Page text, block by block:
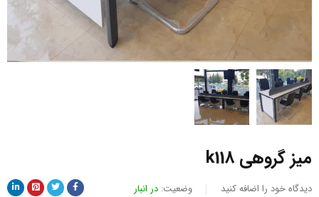
میز گروهی k118
دیدگاه خود را اضافه کنید وضعیت: در انبار